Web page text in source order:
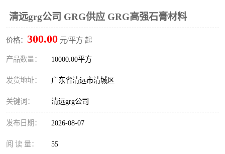
清远grg公司 GRG供应 GRG高强石膏材料
价格： 300.00 元/平方 起
产品数量： 10000.00平方
发货地址： 广东省清远市清城区
关键词： 清远grg公司
发布日期： 2026-08-07
阅 读 量： 55